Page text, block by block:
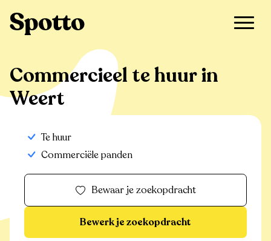
Weert >
Commercieel te huur in
Weert
Te huur
Commerciële panden
Bewaar je zoekopdracht
Bewerk je zoekopdracht